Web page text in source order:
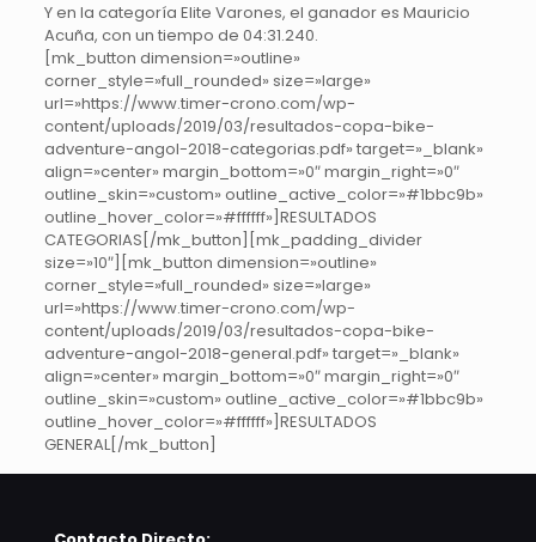
Y en la categoría Elite Varones, el ganador es Mauricio
Acuña, con un tiempo de 04:31.240.
[mk_button dimension=»outline»
corner_style=»full_rounded» size=»large»
url=»https://www.timer-crono.com/wp-
content/uploads/2019/03/resultados-copa-bike-
adventure-angol-2018-categorias.pdf» target=»_blank»
align=»center» margin_bottom=»0″ margin_right=»0″
outline_skin=»custom» outline_active_color=»#1bbc9b»
outline_hover_color=»#ffffff»]RESULTADOS
CATEGORIAS[/mk_button][mk_padding_divider
size=»10″][mk_button dimension=»outline»
corner_style=»full_rounded» size=»large»
url=»https://www.timer-crono.com/wp-
content/uploads/2019/03/resultados-copa-bike-
adventure-angol-2018-general.pdf» target=»_blank»
align=»center» margin_bottom=»0″ margin_right=»0″
outline_skin=»custom» outline_active_color=»#1bbc9b»
outline_hover_color=»#ffffff»]RESULTADOS
GENERAL[/mk_button]